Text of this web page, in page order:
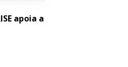
apoia a